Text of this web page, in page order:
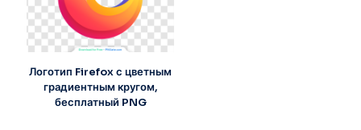
Логотип Firefox с цветным
градиентным кругом,
бесплатный PNG